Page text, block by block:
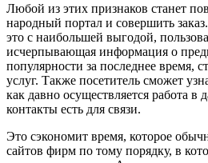
Любой из этих признаков станет
народный портал и совершить
это с наибольшей выгодой,
исчерпывающая информация о
популярности за последнее время,
услуг. Также посетитель сможет
как давно осуществляется работа в
контакты есть для связи.
Это сэкономит время, которое
сайтов фирм по тому порядку, в